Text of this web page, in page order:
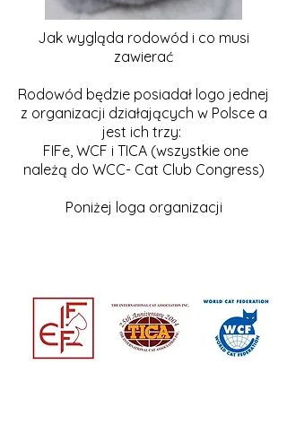
Jak wygląda rodowód i co musi
zawierać
Rodowód będzie posiadał logo jednej
z organizacji działających w Polsce a
jest ich trzy:
FIFe, WCF i TICA (wszystkie one
należą do WCC- Cat Club Congress)
Poniżej loga organizacji